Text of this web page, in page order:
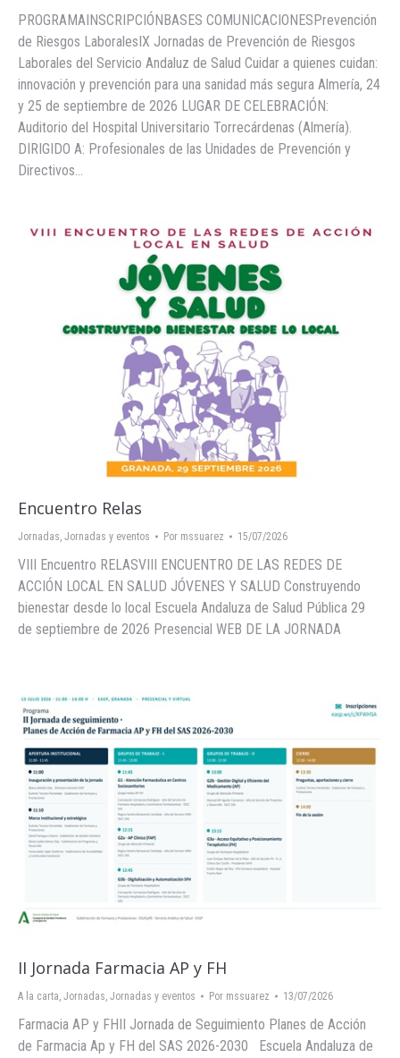
PROGRAMAINSCRIPCIÓNBASES COMUNICACIONESPrevención
de Riesgos LaboralesIX Jornadas de Prevención de Riesgos
Laborales del Servicio Andaluz de Salud Cuidar a quienes cuidan:
innovación y prevención para una sanidad más segura Almería, 24
y 25 de septiembre de 2026 LUGAR DE CELEBRACIÓN:
Auditorio del Hospital Universitario Torrecárdenas (Almería).
DIRIGIDO A: Profesionales de las Unidades de Prevención y
Directivos…
Encuentro Relas
Jornadas, Jornadas y eventos Por mssuarez 15/07/2026
VIII Encuentro RELASVIII ENCUENTRO DE LAS REDES DE
ACCIÓN LOCAL EN SALUD JÓVENES Y SALUD Construyendo
bienestar desde lo local Escuela Andaluza de Salud Pública 29
de septiembre de 2026 Presencial WEB DE LA JORNADA
II Jornada Farmacia AP y FH
A la carta, Jornadas, Jornadas y eventos Por mssuarez 13/07/2026
Farmacia AP y FHII Jornada de Seguimiento Planes de Acción
de Farmacia Ap y FH del SAS 2026-2030 Escuela Andaluza de